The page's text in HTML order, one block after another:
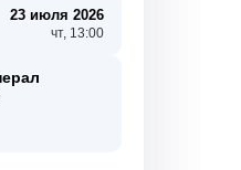
23 июля 2026
чт, 13:00